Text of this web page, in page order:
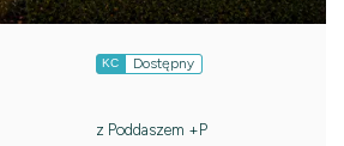
KC Dostępny
z Poddaszem +P